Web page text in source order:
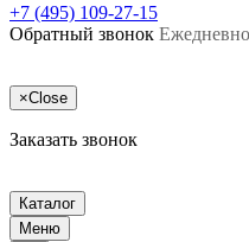
+7 (495) 109-27-15
Обратный звонок
×Close
Заказать звонок
Каталог
Меню